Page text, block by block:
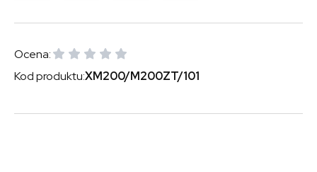
Ocena:
Kod produktu:XM200/M200ZT/101